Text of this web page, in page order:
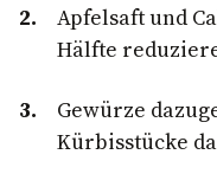
Apfelsaft und
Hälfte
Gewürze
Kürbisstücke